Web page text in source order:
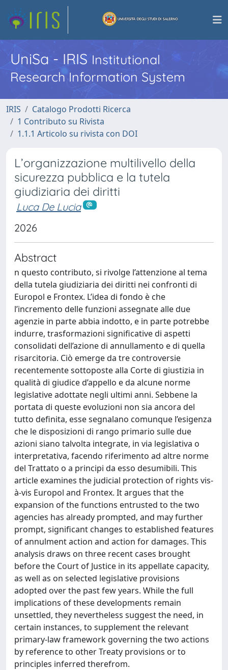
UniSa - IRISInstitutional
Research Information System
IRIS
Catalogo Prodotti Ricerca
1 Contributo su Rivista
1.1.1 Articolo su rivista con DOI
L’organizzazione multilivello della
sicurezza pubblica e la tutela
giudiziaria dei diritti
Luca De Lucia
2026
Abstract
n questo contributo, si rivolge l’attenzione al tema
della tutela giudiziaria dei diritti nei confronti di
Europol e Frontex. L’idea di fondo è che
l’incremento delle funzioni assegnate alle due
agenzie in parte abbia indotto, e in parte potrebbe
indurre, trasformazioni significative di aspetti
consolidati dell’azione di annullamento e di quella
risarcitoria. Ciò emerge da tre controversie
recentemente sottoposte alla Corte di giustizia in
qualità di giudice d’appello e da alcune norme
legislative adottate negli ultimi anni. Sebbene la
portata di queste evoluzioni non sia ancora del
tutto definita, esse segnalano comunque l’esigenza
che le disposizioni di rango primario sulle due
azioni siano talvolta integrate, in via legislativa o
interpretativa, facendo riferimento ad altre norme
del Trattato o a principi da esso desumibili. This
article examines the judicial protection of rights vis-
à-vis Europol and Frontex. It argues that the
expansion of the functions entrusted to the two
agencies has already prompted, and may further
prompt, significant changes to established features
of annulment action and action for damages. This
analysis draws on three recent cases brought
before the Court of Justice in its appellate capacity,
as well as on selected legislative provisions
adopted over the past few years. While the full
implications of these developments remain
unsettled, they nevertheless suggest the need, in
certain instances, to supplement the relevant
primary-law framework governing the two actions
by reference to other Treaty provisions or to
principles inferred therefrom.